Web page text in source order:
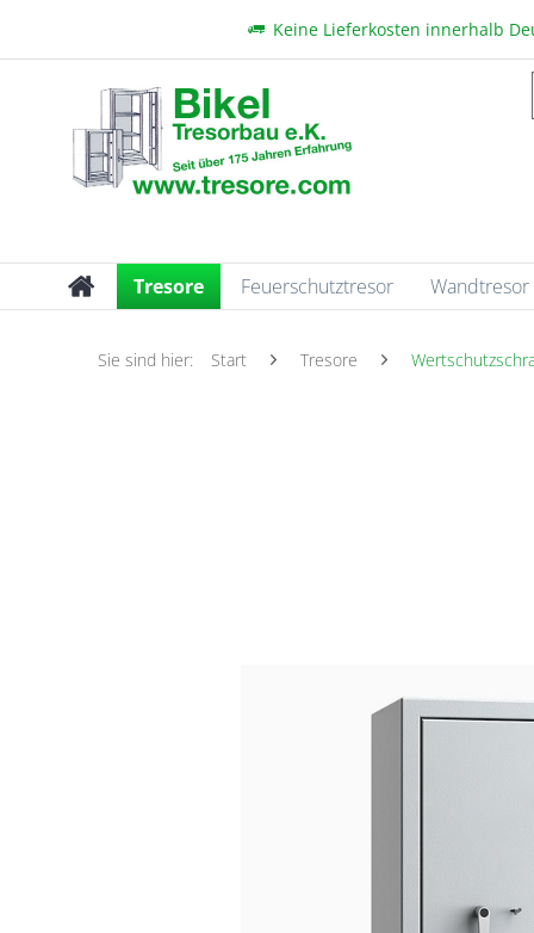
Keine Lieferkosten innerhalb
Tresore Feuerschutztresor Wandtresor
Sie sind hier: Start Tresore